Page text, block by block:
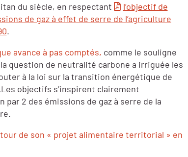
du siècle, en respectant
l’objectif de
de gaz à effet de serre de l’agriculture
.
avance à pas comptés, comme le souligne
question de neutralité carbone a irriguée les
à la loi sur la transition énergétique de
objectifs s’inspirent clairement
par 2 des émissions de gaz à serre de la
de son « projet alimentaire territorial » en